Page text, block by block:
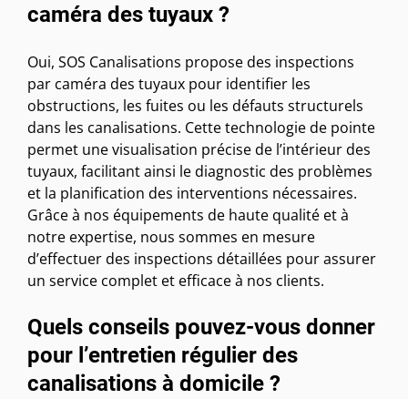
caméra des tuyaux ?
Oui, SOS Canalisations propose des inspections
par caméra des tuyaux pour identifier les
obstructions, les fuites ou les défauts structurels
dans les canalisations. Cette technologie de pointe
permet une visualisation précise de l’intérieur des
tuyaux, facilitant ainsi le diagnostic des problèmes
et la planification des interventions nécessaires.
Grâce à nos équipements de haute qualité et à
notre expertise, nous sommes en mesure
d’effectuer des inspections détaillées pour assurer
un service complet et efficace à nos clients.
Quels conseils pouvez-vous donner
pour l’entretien régulier des
canalisations à domicile ?